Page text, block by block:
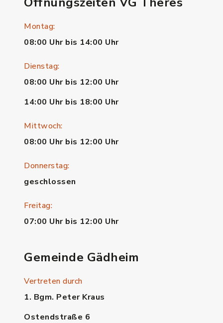
Montag:
08:00 Uhr bis 14:00 Uhr
Dienstag:
08:00 Uhr bis 12:00 Uhr
14:00 Uhr bis 18:00 Uhr
Mittwoch:
08:00 Uhr bis 12:00 Uhr
Donnerstag:
geschlossen
Freitag:
07:00 Uhr bis 12:00 Uhr
Gemeinde Gädheim
Vertreten durch
1. Bgm. Peter Kraus
Ostendstraße 6